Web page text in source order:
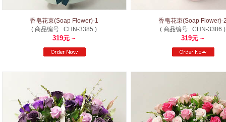
香皂花束(Soap Flower)-1
( 商品编号 : CHN-3385 )
319元 ~
香皂花束(Soap Flower)-
( 商品编号 : CHN-3386 )
319元 ~